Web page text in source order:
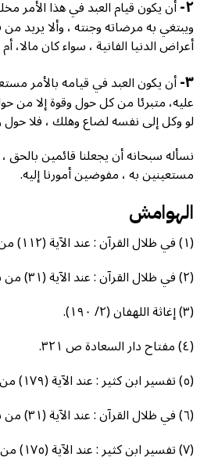
٢- أن يكون قيام العبد في هذا الأمر
ويبتغي به مرضاته وجنته ، وألا يريد
أعراض الدنيا الفانية ، سواء كان مالا، أم
٣- أن يكون العبد في قيامه بالأمر
عليه، متبرئا من كل حول وقوة إلا من
لو وكل إلى نفسه لضاع وهلك ، فلا حول
نسأله سبحانه أن يجعلنا قائمين
مستعينين به ، مفوضين أمورنا إليه.
الهوامش
(١) في ظلال القرآن : عند الآية (١١٢) من سورة الأنعام .
(٢) في ظلال القرآن : عند الآية (٣١) من سورة محمد بتصرف.
(٣) إغاثة اللهفان (٢/ ١٩٠).
(٤) مفتاح دار السعادة ص ٣٢١.
(٥) تفسير ابن كثير : عند الآية (١٧٩) من سورة آل عمران .
(٦) في ظلال القرآن : عند الآية (٣١) من سورة الفرقان .
(٧) تفسير ابن كثير : عند الآية (١٧٥) من سورة آل عمران ..